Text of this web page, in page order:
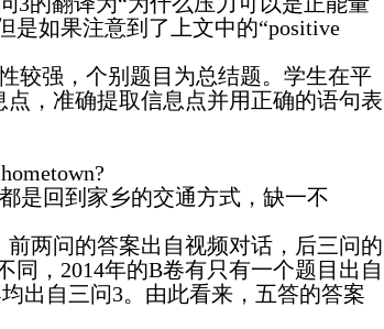
是如果注意到了上文中的“positive
较强，个别题目为总结题。学生在平
，准确提取信息点并用正确的语句表
都是回到家乡的交通方式，缺一不
两问的答案出自视频对话，后三问的
同， 2014年的B卷有只有一个题目出自
出自三问3。由此看来，五答的答案